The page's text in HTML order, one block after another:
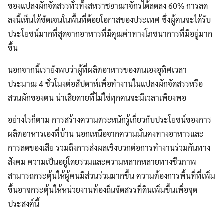
ของแปลงผักจัดสรรทั่วทั้งสหราชอาณาจักรได้ลดลง 60% การลด
ลงนี้เห็นได้ชัดเจนในพื้นที่ด้อยโอกาสของประเทศ ซึ่งผู้คนจะได้รับ
ประโยชน์มากที่สุดจากอาหารที่มีคุณค่าทางโภชนาการที่มีอยู่มาก
ขึ้น
นอกจากนี้เรายังพบว่าผู้ที่ผลิตอาหารของตนเองอุทิศเวลา
ประมาณ 4 ชั่วโมงต่อสัปดาห์เพื่อทำงานในแปลงผักจัดสรรหรือ
สวนผักของตน น่าเสียดายที่ไม่ใช่ทุกคนจะมีเวลาเพียงพอ
อย่างไรก็ตาม การสร้างความตระหนักรู้เกี่ยวกับประโยชน์ของการ
ผลิตอาหารเองที่บ้าน นอกเหนือจากความมั่นคงทางอาหารและ
การลดของเสีย รวมถึงการส่งผลเชิงบวกต่อการทำงานร่วมกันทาง
สังคม ความเป็นอยู่โดยรวมและความหลากหลายทางชีวภาพ
สามารถกระตุ้นให้ผู้คนมีส่วนร่วมมากขึ้น ความต้องการพื้นที่ที่เพิ่ม
ขึ้นอาจกระตุ้นให้หน่วยงานท้องถิ่นจัดสรรที่ดินเพิ่มขึ้นเพื่อจุด
ประสงค์นี้